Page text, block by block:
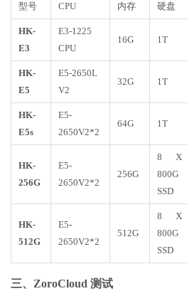
型号 CPU 内存 硬盘
HK-
E3
E3-1225
CPU
16G 1T
HK-
E5
E5-2650L
V2
32G 1T
HK-
E5s
E5-
2650V2*2
64G 1T
HK-
256G
E5-
2650V2*2
256G
8 X
800G
SSD
HK-
512G
E5-
2650V2*2
512G
8 X
800G
SSD
三、ZoroCloud 测试